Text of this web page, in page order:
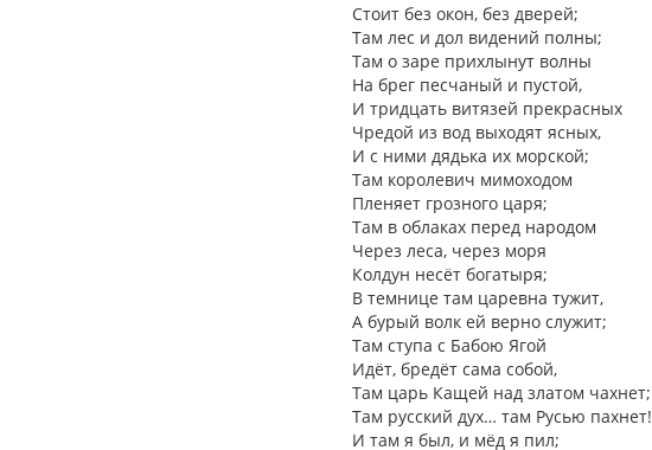
Стоит без окон, без дверей;
Там лес и дол видений полны;
Там о заре прихлынут волны
На брег песчаный и пустой,
И тридцать витязей прекрасных
Чредой из вод выходят ясных,
И с ними дядька их морской;
Там королевич мимоходом
Пленяет грозного царя;
Там в облаках перед народом
Через леса, через моря
Колдун несёт богатыря;
В темнице там царевна тужит,
А бурый волк ей верно служит;
Там ступа с Бабою Ягой
Идёт, бредёт сама собой,
Там царь Кащей над златом чахнет;
Там русский дух… там Русью пахнет!
И там я был, и мёд я пил;